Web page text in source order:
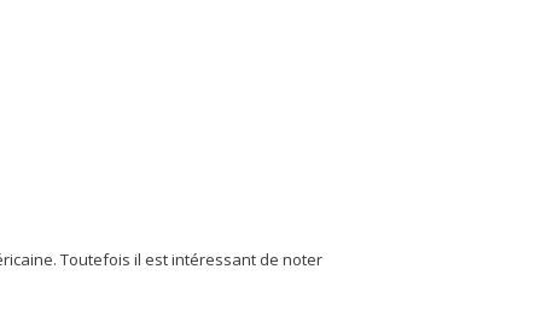
Toutefois il est intéressant de noter